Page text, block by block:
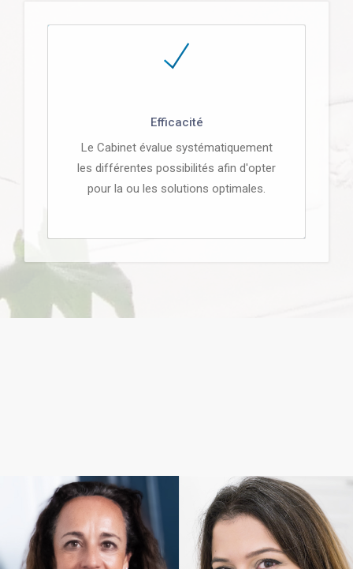
Efficacité
Le Cabinet évalue systématiquement
les différentes possibilités afin d'opter
pour la ou les solutions optimales.